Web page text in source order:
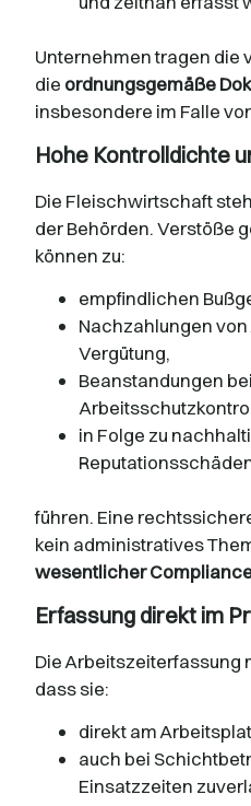
Unternehmen tragen die
die ordnungsgemäße
insbesondere im Falle
Hohe Kontrolldichte
Die Fleischwirtschaft
der Behörden. Verstöße
können zu:
empfindlichen
Nachzahlungen
Vergütung,
Beanstandungen
in Folge zu
führen. Eine
kein administratives
wesentlicher
Erfassung direkt im
Die Arbeitszeiterfassung
dass sie:
direkt am
auch bei
Einsatzzeiten